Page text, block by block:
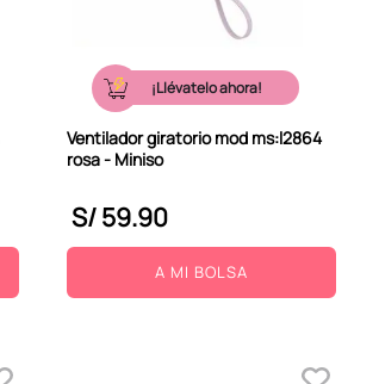
¡Llévatelo ahora!
Ventilador giratorio mod ms:l2864
rosa - Miniso
S/59.90
A MI BOLSA